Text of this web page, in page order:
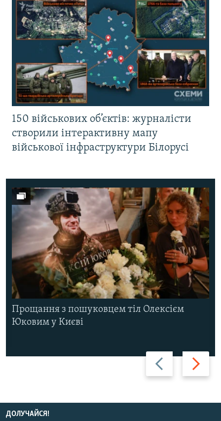
150 військових об’єктів: журналісти
створили інтерактивну мапу
військової інфраструктури Білорусі
Назад Вперед
Прощання з пошуковцем тіл Олексієм
Юковим у Києві
ДОЛУЧАЙСЯ!